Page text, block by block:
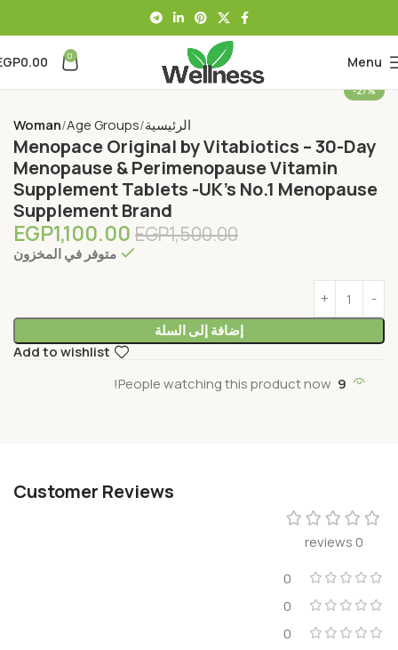
Menu
0
0.00
-27%
الرئيسية Age Groups
Woman
Menopace Original by Vitabiotics – 30-Day
Menopause & Perimenopause Vitamin
Supplement Tablets -UK’s No.1 Menopause
Supplement Brand
EGP1,500.00
EGP1,100.00
متوفر في المخزون
إضافة إلى السلة
Add to wishlist
9
People watching this product now!
Customer Reviews
0 reviews
0
0
0